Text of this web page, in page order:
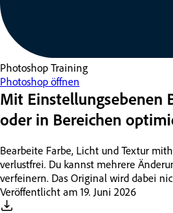
Photoshop Training
Photoshop öffnen
Mit Einstellungsebenen
oder in Bereichen
Bearbeite Farbe, Licht und Textur
verlustfrei. Du kannst mehrere
verfeinern. Das Original wird dabei
Veröffentlicht am 19. Juni 2026